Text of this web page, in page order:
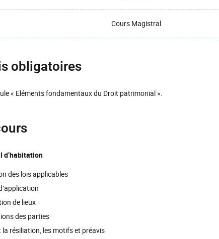
Cours Magistral
obligatoires
« Eléments fondamentaux du Droit patrimonial ».
d’habitation
des lois applicables
de lieux
des parties
la résiliation, les motifs et préavis